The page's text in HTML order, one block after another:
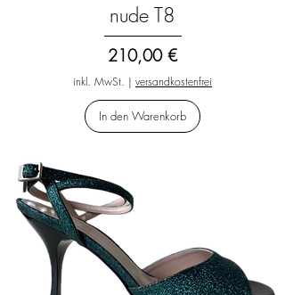
nude T8
Preis
210,00 €
inkl. MwSt. | versandkostenfrei
In den Warenkorb